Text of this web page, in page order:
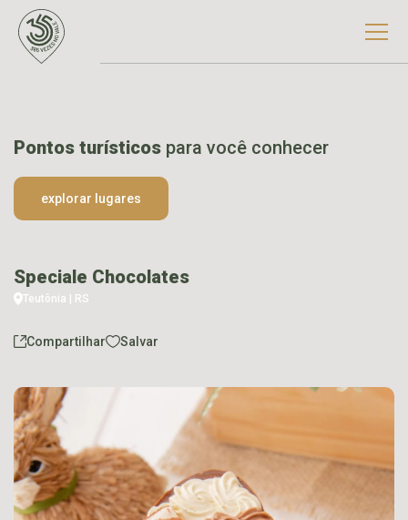
Pontos turísticos para você conhecer
explorar lugares
Speciale Chocolates
Teutônia | RS
Compartilhar Salvar